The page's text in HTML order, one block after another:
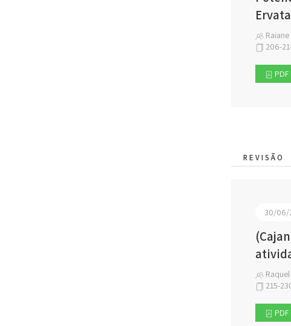
206-
PDF
REVISÃO
30/06/
215-
PDF